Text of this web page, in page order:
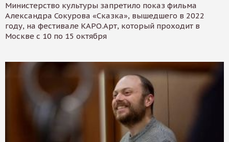
Министерство культуры запретило показ фильма
Александра Сокурова «Сказка», вышедшего в 2022
году, на фестивале КАРО.Арт, который проходит в
Москве с 10 по 15 октября